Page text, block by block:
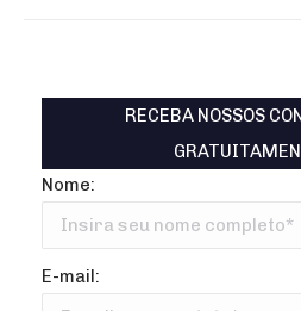
RECEBA NOSSOS
Nome:
E-mail: